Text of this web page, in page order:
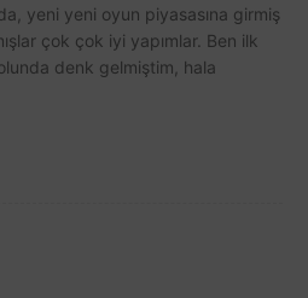
yeni yeni oyun piyasasına girmiş
çok çok iyi yapımlar. Ben ilk
denk gelmiştim, hala